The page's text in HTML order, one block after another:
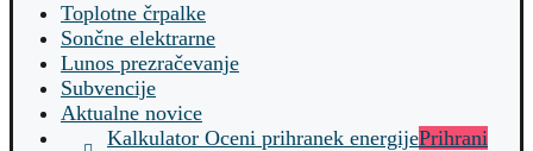
Toplotne črpalke
Sončne elektrarne
Lunos prezračevanje
Subvencije
Aktualne novice
Kalkulator Oceni prihranek energijePrihrani